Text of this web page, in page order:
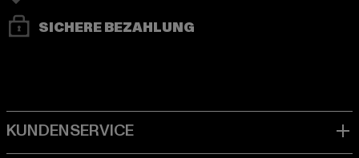
SICHERE BEZAHLUNG